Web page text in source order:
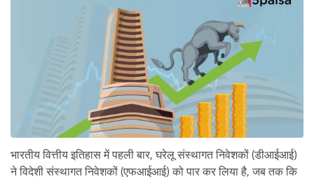
भारतीय वित्तीय इतिहास में पहली बार, घरेलू संस्थागत निवेशकों (डीआईआई)
ने विदेशी संस्थागत निवेशकों (एफआईआई) को पार कर लिया है, जब तक कि